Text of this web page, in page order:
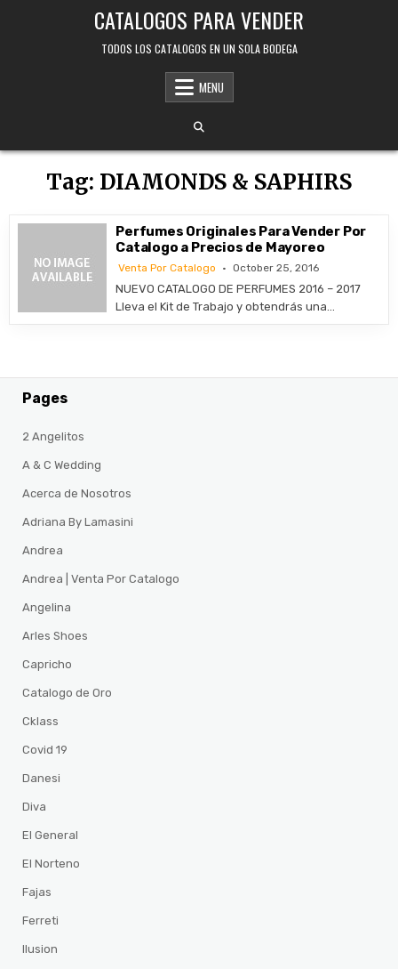
CATALOGOS PARA VENDER
TODOS LOS CATALOGOS EN UN SOLA BODEGA
MENU
Tag: DIAMONDS & SAPHIRS
Perfumes Originales Para Vender Por
Catalogo a Precios de Mayoreo
Venta Por Catalogo October 25, 2016
NUEVO CATALOGO DE PERFUMES 2016 – 2017
Lleva el Kit de Trabajo y obtendrás una…
Pages
2 Angelitos
A & C Wedding
Acerca de Nosotros
Adriana By Lamasini
Andrea
Andrea | Venta Por Catalogo
Angelina
Arles Shoes
Capricho
Catalogo de Oro
Cklass
Covid 19
Danesi
Diva
El General
El Norteno
Fajas
Ferreti
Ilusion